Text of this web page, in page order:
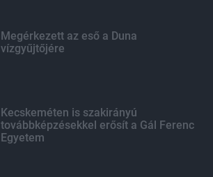
Megérkezett az eső a Duna
vízgyűjtőjére
Kecskeméten is szakirányú
továbbképzésekkel erősít a Gál Ferenc
Egyetem